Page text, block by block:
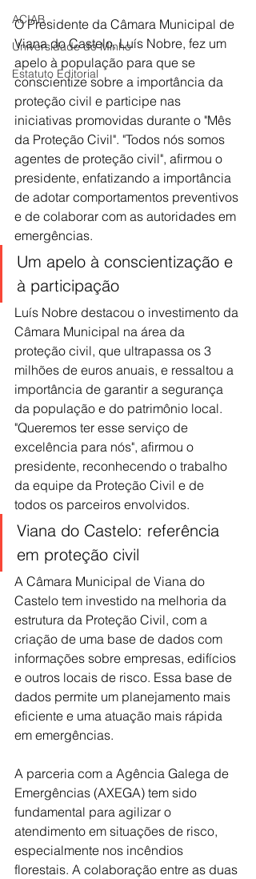
ACIAB
Universidade do Minho
Estatuto Editorial
O Presidente da Câmara Municipal de
Viana do Castelo, Luís Nobre, fez um
apelo à população para que se
conscientize sobre a importância da
proteção civil e participe nas
iniciativas promovidas durante o "Mês
da Proteção Civil". "Todos nós somos
agentes de proteção civil", afirmou o
presidente, enfatizando a importância
de adotar comportamentos preventivos
e de colaborar com as autoridades em
emergências.
Um apelo à conscientização e
à participação
Luís Nobre destacou o investimento da
Câmara Municipal na área da
proteção civil, que ultrapassa os 3
milhões de euros anuais, e ressaltou a
importância de garantir a segurança
da população e do patrimônio local.
"Queremos ter esse serviço de
excelência para nós", afirmou o
presidente, reconhecendo o trabalho
da equipe da Proteção Civil e de
todos os parceiros envolvidos.
Viana do Castelo: referência
em proteção civil
A Câmara Municipal de Viana do
Castelo tem investido na melhoria da
estrutura da Proteção Civil, com a
criação de uma base de dados com
informações sobre empresas, edifícios
e outros locais de risco. Essa base de
dados permite um planejamento mais
eficiente e uma atuação mais rápida
em emergências.
A parceria com a Agência Galega de
Emergências (AXEGA) tem sido
fundamental para agilizar o
atendimento em situações de risco,
especialmente nos incêndios
florestais. A colaboração entre as duas